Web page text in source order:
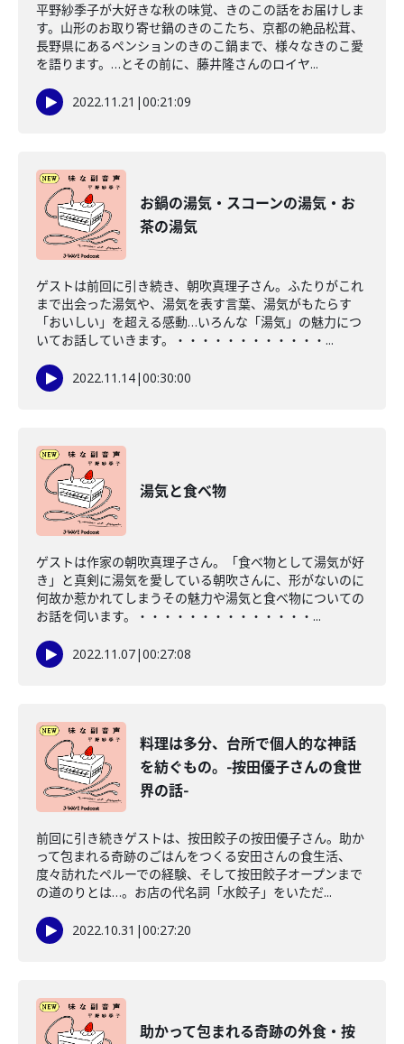
平野紗季子が大好きな秋の味覚、きのこの話をお届けしま
す。山形のお取り寄せ鍋のきのこたち、京都の絶品松茸、
長野県にあるペンションのきのこ鍋まで、様々なきのこ愛
を語ります。…とその前に、藤井隆さんのロイヤ...
2022.11.21 |00:21:09
お鍋の湯気・スコーンの湯気・お
茶の湯気
ゲストは前回に引き続き、朝吹真理子さん。ふたりがこれ
まで出会った湯気や、湯気を表す言葉、湯気がもたらす
「おいしい」を超える感動…いろんな「湯気」の魅力につ
いてお話していきます。・・・・・・・・・・・・...
2022.11.14|00:30:00
湯気と食べ物
ゲストは作家の朝吹真理子さん。「食べ物として湯気が好
き」と真剣に湯気を愛している朝吹さんに、形がないのに
何故か惹かれてしまうその魅力や湯気と食べ物についての
お話を伺います。・・・・・・・・・・・・・・...
2022.11.07|00:27:08
料理は多分、台所で個人的な神話
を紡ぐもの。-按田優子さんの食世
界の話-
前回に引き続きゲストは、按田餃子の按田優子さん。助か
って包まれる奇跡のごはんをつくる安田さんの食生活、
度々訪れたペルーでの経験、そして按田餃子オープンまで
の道のりとは…。お店の代名詞「水餃子」をいただ...
2022.10.31 |00:27:20
助かって包まれる奇跡の外食・按